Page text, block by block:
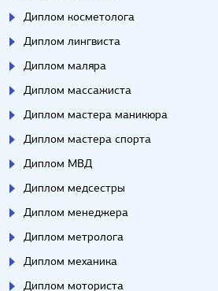
Диплом косметолога
Диплом лингвиста
Диплом маляра
Диплом массажиста
Диплом мастера маникюра
Диплом мастера спорта
Диплом МВД
Диплом медсестры
Диплом менеджера
Диплом метролога
Диплом механика
Диплом моториста